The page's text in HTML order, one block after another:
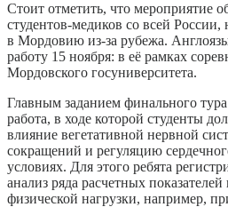
Стоит отметить, что мероприятие
студентов-медиков со всей России,
в Мордовию из-за рубежа.
работу 15 ноября: в её рамках
Мордовского госуниверситета.
Главным заданием финального тура
работа, в ходе которой студенты
влияние вегетативной нервной
сокращений и регуляцию
условиях. Для этого ребята
анализ ряда расчетных
физической нагрузки, например,